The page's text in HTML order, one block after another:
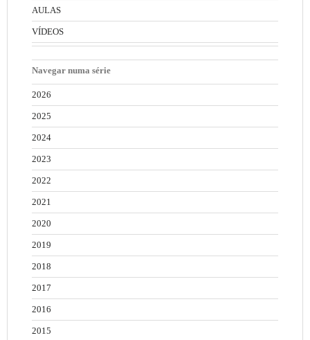
AULAS
VÍDEOS
Navegar numa série
2026
2025
2024
2023
2022
2021
2020
2019
2018
2017
2016
2015